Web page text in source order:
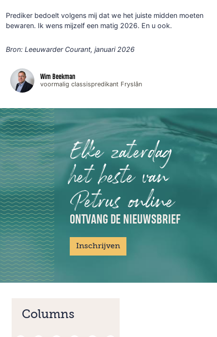
Prediker bedoelt volgens mij dat we het juiste midden moeten
bewaren. Ik wens mijzelf een matig 2026. En u ook.
Bron: Leeuwarder Courant, januari 2026
Wim Beekman
voormalig classispredikant Fryslân
Elke zaterdag
het beste van
Petrus online
ONTVANG DE NIEUWSBRIEF
Inschrijven
Columns